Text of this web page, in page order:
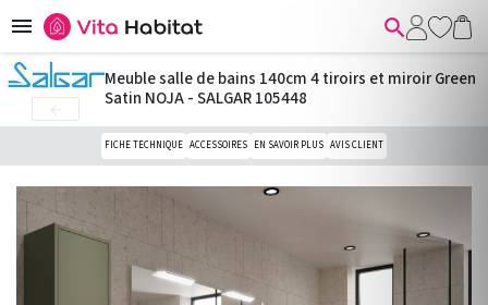
 
Meuble salle de bains 140cm 4 tiroirs et miroir Green
Satin NOJA - SALGAR 105448
FICHE TECHNIQUE ACCESSOIRES EN SAVOIR PLUS AVIS CLIENT